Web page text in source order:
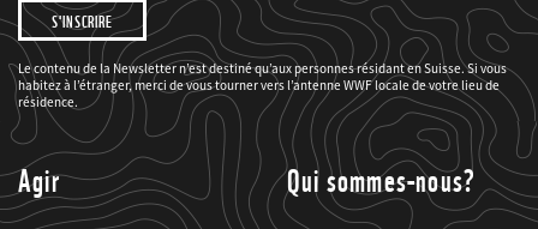
Je
souhaite
être
informé(e)
des
projets
du
WWF.
Le contenu de la Newsletter n’est destiné qu’aux personnes résidant en Suisse. Si vous
habitez à l’étranger, merci de vous tourner vers l’antenne WWF locale de votre lieu de
résidence.
Agir Qui sommes-nous?